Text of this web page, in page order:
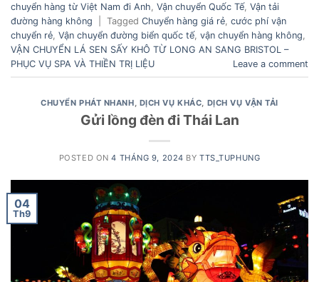
chuyển hàng từ Việt Nam đi Anh Vận chuyển Quốc Tế, Vận tải
đường hàng không
Tagged Chuyển hàng giá rẻ cước phí vận
chuyển rẻ Vận chuyển đường biển quốc tế, vận chuyển hàng không
VẬN CHUYỂN LÁ SEN SẤY KHÔ TỪ LONG AN SANG BRISTOL –
PHỤC VỤ SPA VÀ THIỀN TRỊ LIỆU
Leave a comment
CHUYỂN PHÁT NHANH, DỊCH VỤ KHÁC, DỊCH VỤ VẬN TẢI
Gửi lồng đèn đi Thái Lan
POSTED ON4 THÁNG 9, 2024 BYTTS_TUPHUNG
04
Th9